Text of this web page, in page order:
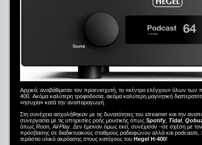
Αρχικά, αναβάθμισαν τον προενισχυτή, το «κέντρο ελέγχου» όλων των
400. Ακόμα καλύτερη τροφοδοσία, ακόμα καλύτερη μαγνητική
«ησυχία» κατά την αναπαραγωγή.
Στη συνέχεια ασχολήθηκαν με τις δυνατότητες του streamer και την
συνεργασία με τις υπηρεσίες ροής μουσικής όπως Spotify, Tidal,
όπως Roon, AirPlay. Δεν έμειναν όμως εκεί, συνέχισαν –σε σχέση με
πρόσβασης σε διαδικτυακούς σταθμούς ραδιοφώνου αλλά και
τεράστιο υλικό ακρόασης στους κατόχους του Hegel H-400!